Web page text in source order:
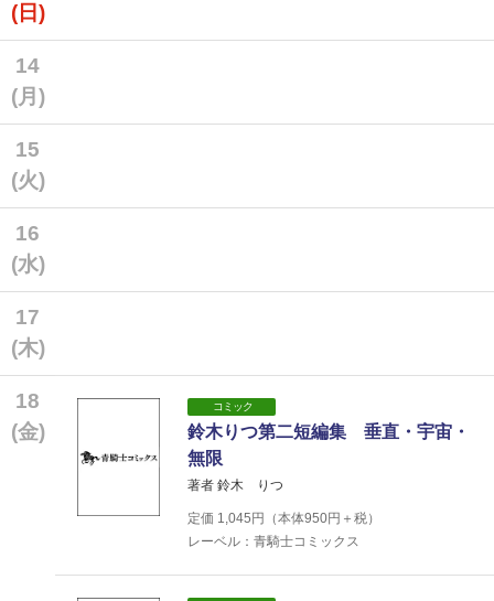
(日)
14
(月)
15
(火)
16
(水)
17
(木)
18
(金)
コミック
鈴木りつ第二短編集 垂直・宇宙・
無限
著者 鈴木 りつ
定価 1,045 円（本体950円＋税）
レーベル：青騎士コミックス